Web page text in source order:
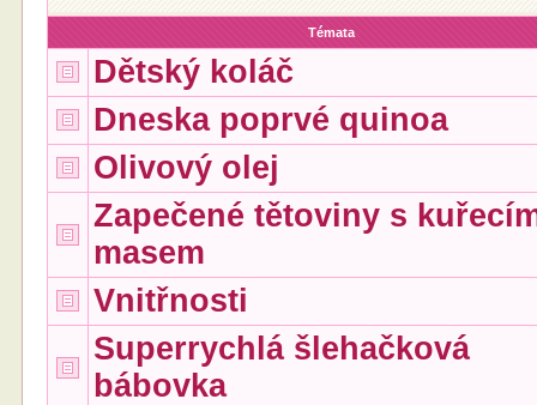
Témata
Dětský koláč
Dneska poprvé quinoa
Olivový olej
Zapečené tětoviny s
masem
Vnitřnosti
Superrychlá šlehačková
bábovka